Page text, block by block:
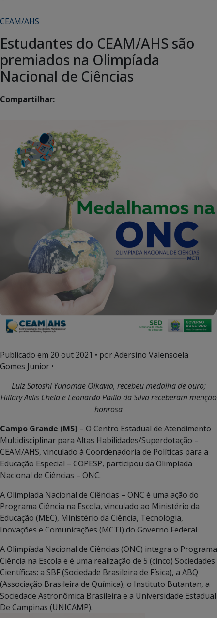
CEAM/AHS
Estudantes do CEAM/AHS são
premiados na Olimpíada
Nacional de Ciências
Compartilhar:
Publicado em 20 out 2021 • por Adersino Valensoela
Gomes Junior •
Luiz Satoshi Yunomae Oikawa, recebeu medalha de ouro;
Hillary Avlis Chela e Leonardo Paillo da Silva receberam menção
honrosa
Campo Grande (MS) – O Centro Estadual de Atendimento
Multidisciplinar para Altas Habilidades/Superdotação –
CEAM/AHS, vinculado à Coordenadoria de Políticas para a
Educação Especial – COPESP, participou da Olimpíada
Nacional de Ciências – ONC.
A Olimpíada Nacional de Ciências – ONC é uma ação do
Programa Ciência na Escola, vinculado ao Ministério da
Educação (MEC), Ministério da Ciência, Tecnologia,
Inovações e Comunicações (MCTI) do Governo Federal.
A Olimpíada Nacional de Ciências (ONC) integra o Programa
Ciência na Escola e é uma realização de 5 (cinco) Sociedades
Científicas: a SBF (Sociedade Brasileira de Física), a ABQ
(Associação Brasileira de Química), o Instituto Butantan, a
Sociedade Astronômica Brasileira e a Universidade Estadual
De Campinas (UNICAMP).